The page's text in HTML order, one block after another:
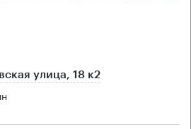
улица, 18 к2